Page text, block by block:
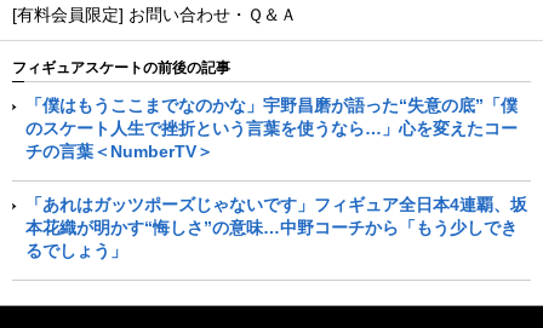
[有料会員限定] お問い合わせ・Ｑ＆Ａ
フィギュアスケートの前後の記事
「僕はもうここまでなのかな」宇野昌磨が語った“失意の底”「僕
のスケート人生で挫折という言葉を使うなら…」心を変えたコー
チの言葉＜NumberTV＞
「あれはガッツポーズじゃないです」フィギュア全日本4連覇、坂
本花織が明かす“悔しさ”の意味…中野コーチから「もう少しでき
るでしょう」